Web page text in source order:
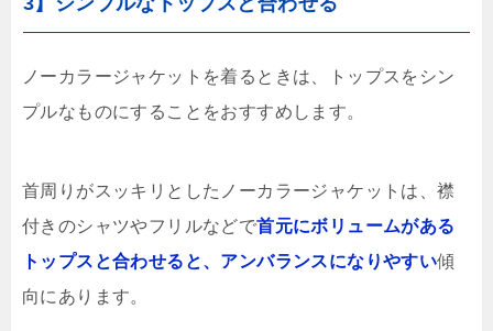
ノーカラージャケットを着るときは、トップスをシン
プルなものにすることをおすすめします。
首周りがスッキリとしたノーカラージャケットは、襟
付きのシャツやフリルなどで首元にボリュームがある
トップスと合わせると、アンバランスになりやすい傾
向にあります。